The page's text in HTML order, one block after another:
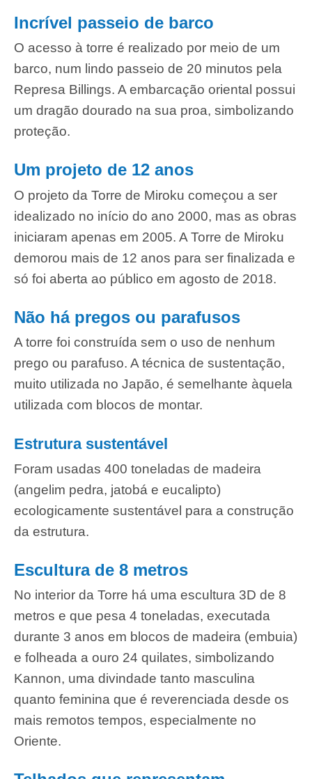
Incrível passeio de barco
O acesso à torre é realizado por meio de um
barco, num lindo passeio de 20 minutos pela
Represa Billings. A embarcação oriental possui
um dragão dourado na sua proa, simbolizando
proteção.
Um projeto de 12 anos
O projeto da Torre de Miroku começou a ser
idealizado no início do ano 2000, mas as obras
iniciaram apenas em 2005. A Torre de Miroku
demorou mais de 12 anos para ser finalizada e
só foi aberta ao público em agosto de 2018.
Não há pregos ou parafusos
A torre foi construída sem o uso de nenhum
prego ou parafuso. A técnica de sustentação,
muito utilizada no Japão, é semelhante àquela
utilizada com blocos de montar.
Estrutura sustentável
Foram usadas 400 toneladas de madeira
(angelim pedra, jatobá e eucalipto)
ecologicamente sustentável para a construção
da estrutura.
Escultura de 8 metros
No interior da Torre há uma escultura 3D de 8
metros e que pesa 4 toneladas, executada
durante 3 anos em blocos de madeira (embuia)
e folheada a ouro 24 quilates, simbolizando
Kannon, uma divindade tanto masculina
quanto feminina que é reverenciada desde os
mais remotos tempos, especialmente no
Oriente.